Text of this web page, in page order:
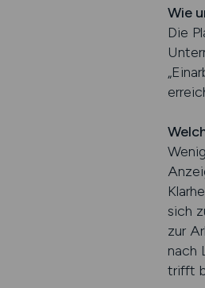
Wie
Die
sich
zur
nach
trifft